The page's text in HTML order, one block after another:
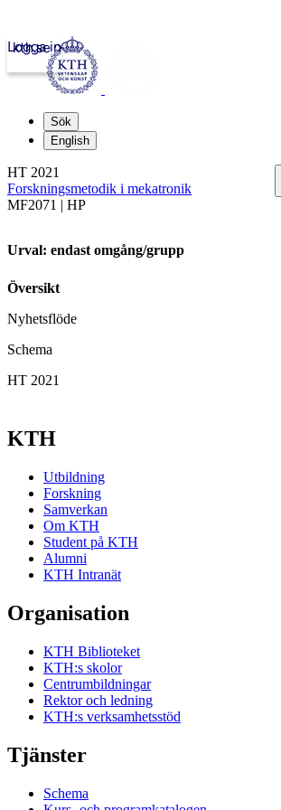
kth.se
Logga in
Sök
English
HT 2021
Forskningsmetodik i mekatronik
MF2071 | HP
Urval: endast omgång/grupp
Översikt
Nyhetsflöde
Schema
HT 2021
KTH
Utbildning
Forskning
Samverkan
Om KTH
Student på KTH
Alumni
KTH Intranät
Organisation
KTH Biblioteket
KTH:s skolor
Centrumbildningar
Rektor och ledning
KTH:s verksamhetsstöd
Tjänster
Schema